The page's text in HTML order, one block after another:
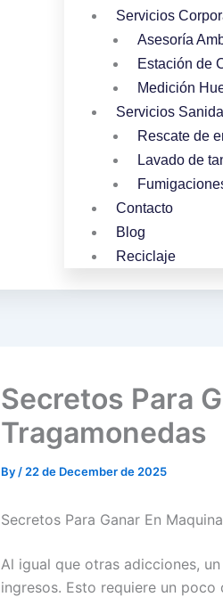
Servicios
Asesoría
Estación de
Medición
Servicios
Rescate de
Lavado de
Contacto
Blog
Reciclaje
Secretos Para
Tragamonedas
By / 22 de December de 2025
Secretos Para Ganar En
Al igual que otras adicciones,
ingresos. Esto requiere un